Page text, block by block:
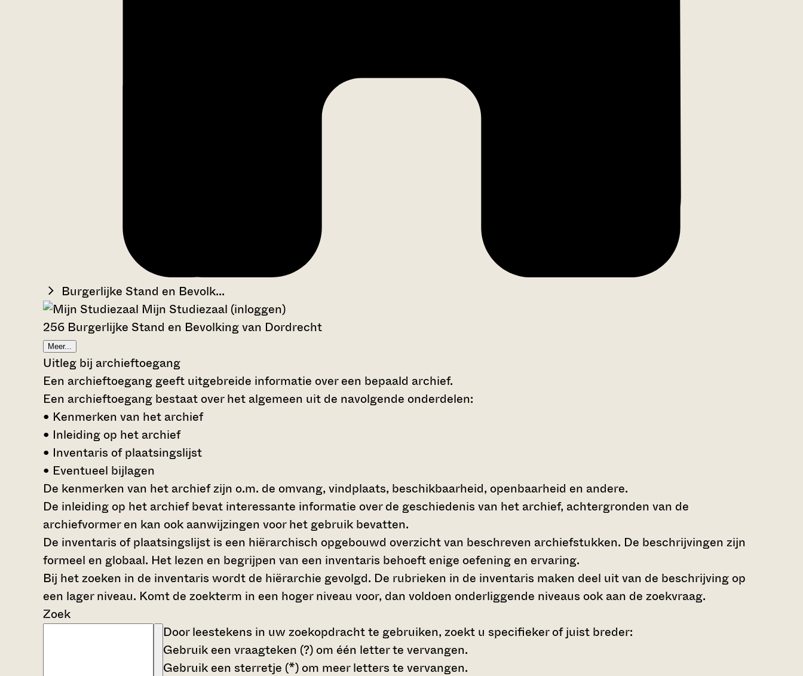
Burgerlijke Stand en Bevolk...
Mijn Studiezaal (inloggen)
256 Burgerlijke Stand en Bevolking van Dordrecht
Meer...
Uitleg bij archieftoegang
Een archieftoegang geeft uitgebreide informatie over een bepaald archief.
Een archieftoegang bestaat over het algemeen uit de navolgende onderdelen:
• Kenmerken van het archief
• Inleiding op het archief
• Inventaris of plaatsingslijst
• Eventueel bijlagen
De kenmerken van het archief zijn o.m. de omvang, vindplaats, beschikbaarheid, openbaarheid en andere.
De inleiding op het archief bevat interessante informatie over de geschiedenis van het archief, achtergronden van de
archiefvormer en kan ook aanwijzingen voor het gebruik bevatten.
De inventaris of plaatsingslijst is een hiërarchisch opgebouwd overzicht van beschreven archiefstukken. De beschrijvingen zijn
formeel en globaal. Het lezen en begrijpen van een inventaris behoeft enige oefening en ervaring.
Bij het zoeken in de inventaris wordt de hiërarchie gevolgd. De rubrieken in de inventaris maken deel uit van de beschrijving op
een lager niveau. Komt de zoekterm in een hoger niveau voor, dan voldoen onderliggende niveaus ook aan de zoekvraag.
Zoek
Door leestekens in uw zoekopdracht te gebruiken, zoekt u specifieker of juist breder:
Gebruik een vraagteken (?) om één letter te vervangen.
Gebruik een sterretje (*) om meer letters te vervangen.